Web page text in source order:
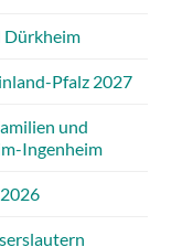
Dürkheim
Pfalz 2027
und
Ingenheim